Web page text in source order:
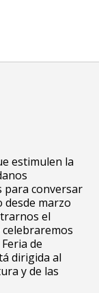
estimulen la
para conversar
marzo
el
celebraremos
de
dirigida al
y de las